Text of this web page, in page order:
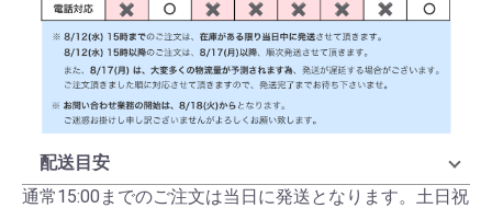
配送目安
通常15:00までのご注文は当日に発送となります。土日祝